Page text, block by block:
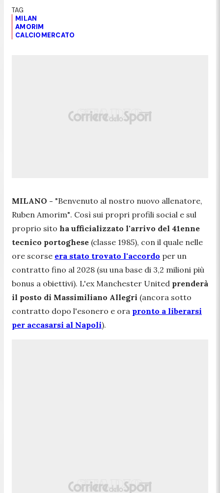
MILAN
AMORIM
CALCIOMERCATO
MILANO - "Benvenuto al nostro nuovo allenatore,
Ruben Amorim". Così sui propri profili social e sul
proprio sito ha ufficializzato l'arrivo del 41enne
tecnico portoghese (classe 1985), con il quale nelle
ore scorse era stato trovato l'accordo per un
contratto fino al 2028 (su una base di 3,2 milioni più
bonus a obiettivi). L'ex Manchester United prenderà
il posto di Massimiliano Allegri (ancora sotto
contratto dopo l'esonero e ora pronto a liberarsi
per accasarsi al Napoli).